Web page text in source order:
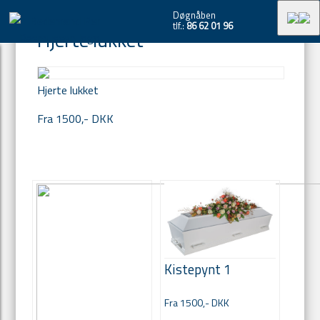
Døgnåben
tlf.:86 62 01 96
Hjerte lukket
Hjerte lukket
Fra 1500,- DKK
Kistepynt 1
Fra 1500,- DKK